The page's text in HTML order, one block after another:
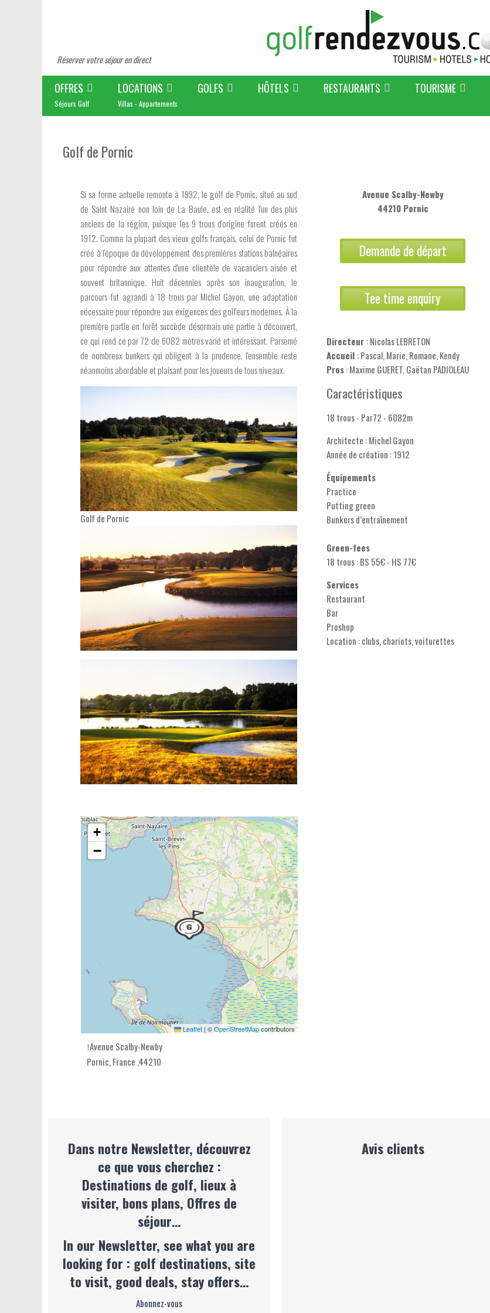
Réserver votre séjour en direct
OFFRES
Séjours Golf
LOCATIONS
Villas - Appartements
GOLFS HÔTELS RESTAURANTS TOURISME
Golf de Pornic
Si sa forme actuelle remonte à 1992, le golf de Pornic, situé au sud
de Saint Nazaire non loin de La Baule, est en réalité l'un des plus
anciens de la région, puisque les 9 trous d'origine furent créés en
1912. Comme la plupart des vieux golfs français, celui de Pornic fut
créé à l'époque du développement des premières stations balnéaires
pour répondre aux attentes d'une clientèle de vacanciers aisée et
souvent britannique. Huit décennies après son inauguration, le
parcours fut agrandi à 18 trous par Michel Gayon, une adaptation
nécessaire pour répondre aux exigences des golfeurs modernes. À la
première partie en forêt succède désormais une partie à découvert,
ce qui rend ce par 72 de 6082 mètres varié et intéressant. Parsemé
de nombreux bunkers qui obligent à la prudence, l'ensemble reste
néanmoins abordable et plaisant pour les joueurs de tous niveaux.
Golf de Pornic
+
−
Leaflet|©OpenStreetMapcontributors
Avenue Scalby-Newby
Pornic, France ,44210
Avenue Scalby-Newby
44210 Pornic
Demande de départ
Tee time enquiry
Directeur : Nicolas LEBRETON
Accueil : Pascal, Marie, Romane, Kendy
Pros: Maxime GUERET, Gaëtan PADIOLEAU
Caractéristiques
18 trous - Par72 - 6082m
Architecte : Michel Gayon
Année de création : 1912
Équipements
Practice
Putting green
Bunkers d’entraînement
Green-fees
18 trous : BS 55€ - HS 77€
Services
Restaurant
Bar
Proshop
Location : clubs, chariots, voiturettes
Dans notre Newsletter, découvrez
ce que vous cherchez :
Destinations de golf, lieux à
visiter, bons plans, Offres de
séjour…
In our Newsletter, see what you are
looking for : golf destinations, site
to visit, good deals, stay offers…
Abonnez-vous
Avis clients